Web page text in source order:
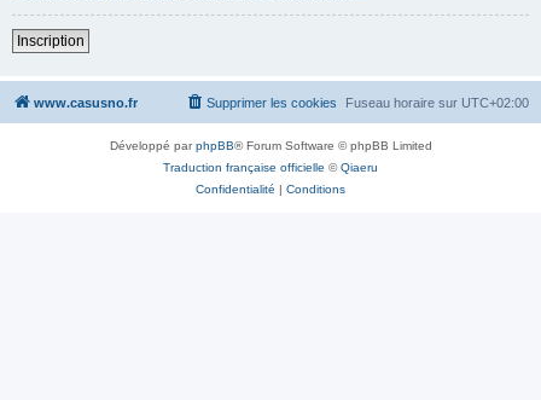
Inscription
www.casusno.fr Fuseau horaire sur UTC+02:00
Supprimer les cookies
Développé parphpBB® Forum Software © phpBB Limited
Traduction française officielle ©Qiaeru
Confidentialité | Conditions